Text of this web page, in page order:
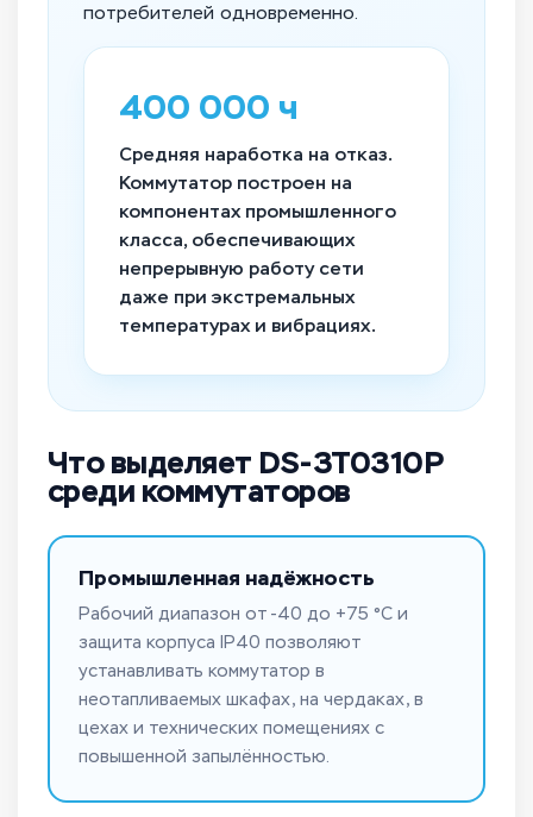
потребителей одновременно.
400 000 ч
Средняя наработка на отказ.
Коммутатор построен на
компонентах промышленного
класса, обеспечивающих
непрерывную работу сети
даже при экстремальных
температурах и вибрациях.
Что выделяет DS-3T0310P
среди коммутаторов
Промышленная надёжность
Рабочий диапазон от -40 до +75 °C и
защита корпуса IP40 позволяют
устанавливать коммутатор в
неотапливаемых шкафах, на чердаках, в
цехах и технических помещениях с
повышенной запылённостью.